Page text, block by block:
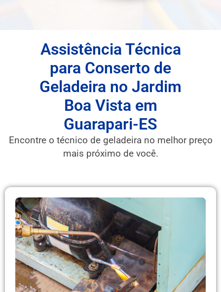
Assistência Técnica
para Conserto de
Geladeira no Jardim
Boa Vista em
Guarapari-ES
Encontre o técnico de geladeira no melhor preço
mais próximo de você.